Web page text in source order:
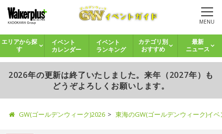
MENU
エリアから探
す
イベント
カレンダー
イベント
ランキング
カテゴリ別
おすすめ
最新
ニュース
2026年の更新は終了いたしました。来年（2027年）も
どうぞよろしくお願いします。
GW(ゴールデンウィーク)2026 東海のGW(ゴールデンウィーク)イ